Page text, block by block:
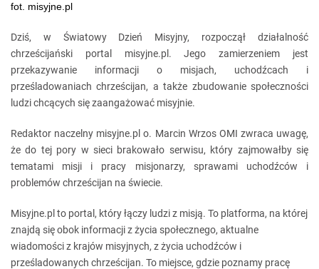
fot. misyjne.pl
Dziś, w Światowy Dzień Misyjny, rozpoczął działalność
chrześcijański portal misyjne.pl. Jego zamierzeniem jest
przekazywanie informacji o misjach, uchodźcach i
prześladowaniach chrześcijan, a także zbudowanie społeczności
ludzi chcących się zaangażować misyjnie.
Redaktor naczelny misyjne.pl o. Marcin Wrzos OMI zwraca uwagę,
że do tej pory w sieci brakowało serwisu, który zajmowałby się
tematami misji i pracy misjonarzy, sprawami uchodźców i
problemów chrześcijan na świecie.
Misyjne.pl to portal, który łączy ludzi z misją. To platforma, na której
znajdą się obok informacji z życia społecznego, aktualne
wiadomości z krajów misyjnych, z życia uchodźców i
prześladowanych chrześcijan. To miejsce, gdzie poznamy pracę